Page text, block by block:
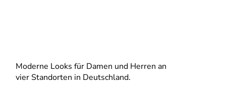
Moderne Looks für Damen und Herren an
vier Standorten in Deutschland.